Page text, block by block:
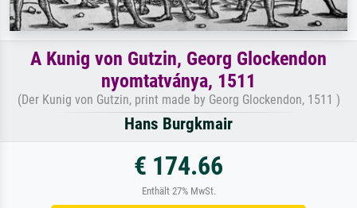
A Kunig von Gutzin, Georg Glockendon
nyomtatványa, 1511
(Der Kunig von Gutzin, print made by Georg Glockendon, 1511 )
Hans Burgkmair
€ 174.66
Enthält 27% MwSt.